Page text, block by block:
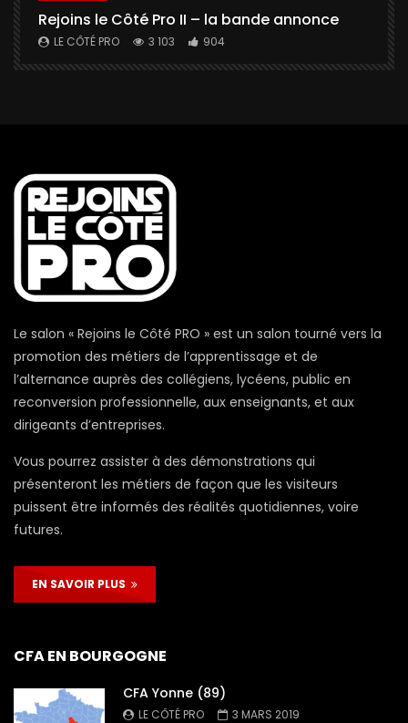
Rejoins le Côté Pro II – la bande annonce
LE CÔTÉ PRO 3 103 904
Le salon « Rejoins le Côté PRO » est un salon tourné vers la
promotion des métiers de l’apprentissage et de
l’alternance auprès des collégiens, lycéens, public en
reconversion professionnelle, aux enseignants, et aux
dirigeants d’entreprises.
Vous pourrez assister à des démonstrations qui
présenteront les métiers de façon que les visiteurs
puissent être informés des réalités quotidiennes, voire
futures.
EN SAVOIR PLUS
CFA EN BOURGOGNE
CFA Yonne (89)
LE CÔTÉ PRO 3 MARS 2019